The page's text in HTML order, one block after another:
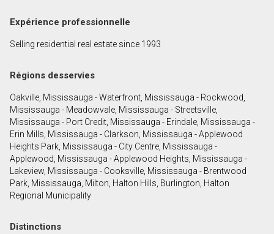
Nom
Téléphone
(Optionnel)
Message
Expérience professionnelle
Selling residential real estate since 1993
Régions desservies
Oakville, Mississauga - Waterfront, Mississauga - Rockwood,
Mississauga - Meadowvale, Mississauga - Streetsville,
Mississauga - Port Credit, Mississauga - Erindale, Mississauga -
Erin Mills, Mississauga - Clarkson, Mississauga - Applewood
Heights Park, Mississauga - City Centre, Mississauga -
Applewood, Mississauga - Applewood Heights, Mississauga -
Lakeview, Mississauga - Cooksville, Mississauga - Brentwood
Park, Mississauga, Milton, Halton Hills, Burlington, Halton
Regional Municipality
Distinctions